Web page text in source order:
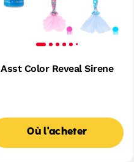
Asst Color Reveal Sirene
Où l'acheter